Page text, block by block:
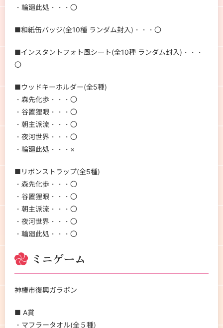
・輪廻此処・・・〇
■和紙缶バッジ(全10種 ランダム封入)・・・〇
■インスタントフォト風シート(全10種 ランダム封入)・・・
〇
■ウッドキーホルダー(全5種)
・森先化歩・・・〇
・谷置狸眼・・・〇
・朝主派流・・・〇
・夜河世界・・・〇
・輪廻此処・・・×
■リボンストラップ(全5種)
・森先化歩・・・〇
・谷置狸眼・・・〇
・朝主派流・・・〇
・夜河世界・・・〇
・輪廻此処・・・〇
ミニゲーム
神椿市復興ガラポン
■ A賞
・マフラータオル(全５種)